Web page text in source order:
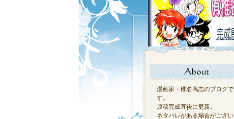
漫画家・椎名高志のブログで
す。
原稿完成直後に更新。
ネタバレがある場合がござい